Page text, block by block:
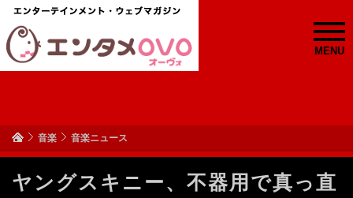
MENU
音楽 音楽ニュース
ヤングスキニー、不器用で真っ直